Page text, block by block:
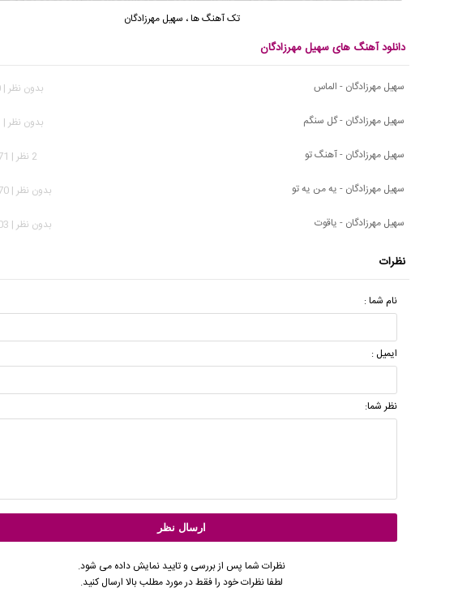
تک آهنگ ها، سهیل مهرزادگان
دانلود آهنگ های سهیل مهرزادگان
سهیل مهرزادگان - الماس
بدون نظر | 750 بازدید
سهیل مهرزادگان - گل سنگم
بدون نظر | 893 بازدید
سهیل مهرزادگان - آهنگ تو
2 نظر | 1,271 بازدید
سهیل مهرزادگان - یه من یه تو
بدون نظر | 1,970 بازدید
سهیل مهرزادگان - یاقوت
بدون نظر | 3,803 بازدید
نظرات
نام شما :
ایمیل :
نظر شما:
نظرات شما پس از بررسی و تایید نمایش داده می شود.
لطفا نظرات خود را فقط در مورد مطلب بالا ارسال کنید.